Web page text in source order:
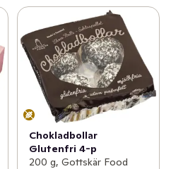
Chokladbollar
Glutenfri 4-p
200 g, Gottskär Food